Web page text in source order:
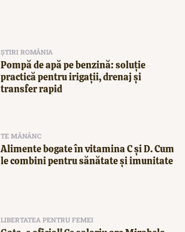
ȘTIRI ROMÂNIA
Pompă de apă pe benzină: soluție
practică pentru irigații, drenaj și
transfer rapid
TE MĂNÂNC
Alimente bogate în vitamina C și D. Cum
le combini pentru sănătate și imunitate
LIBERTATEA PENTRU FEMEI